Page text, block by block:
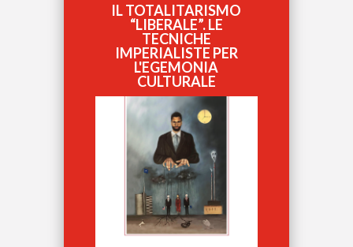
IL TOTALITARISMO
“LIBERALE”. LE
TECNICHE
IMPERIALISTE PER
L'EGEMONIA
CULTURALE